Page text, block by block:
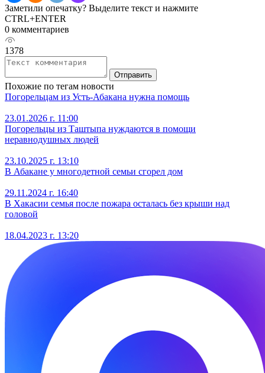
Заметили опечатку? Выделите текст и нажмите
CTRL+ENTER
0 комментариев
1378
Отправить
Похожие по тегам новости
Погорельцам из Усть-Абакана нужна помощь
23.01.2026 г. 11:00
Погорельцы из Таштыпа нуждаются в помощи
неравнодушных людей
23.10.2025 г. 13:10
В Абакане у многодетной семьи сгорел дом
29.11.2024 г. 16:40
В Хакасии семья после пожара осталась без крыши над
головой
18.04.2023 г. 13:20